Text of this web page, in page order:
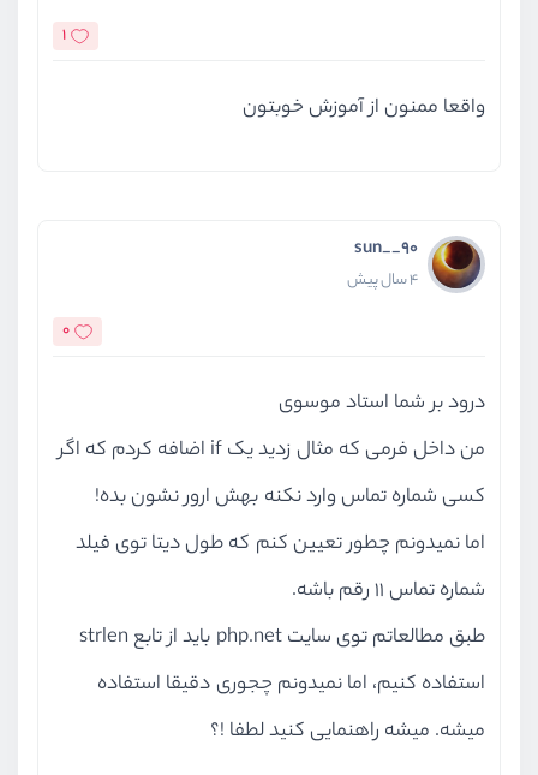
1
واقعا ممنون از آموزش خوبتون
sun__90
4 سال پیش
0
درود بر شما استاد موسوی
من داخل فرمی که مثال زدید یک if اضافه کردم که اگر
کسی شماره تماس وارد نکنه بهش ارور نشون بده!
اما نمیدونم چطور تعیین کنم که طول دیتا توی فیلد
شماره تماس 11 رقم باشه.
طبق مطالعاتم توی سایت php.net باید از تابع strlen
استفاده کنیم، اما نمیدونم چجوری دقیقا استفاده
میشه. میشه راهنمایی کنید لطفا !؟